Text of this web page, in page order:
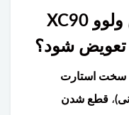
علائم خرابی پمپ بنزین ولوو XC90
تعویض شود؟
سخت استارت
، قطع شدن